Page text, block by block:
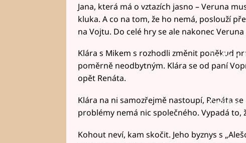
Jana, která má o vztazích jasno – Veruna
kluka. A co na tom, že ho nemá, poslouží
na Vojtu. Do celé hry se ale nakonec
Failed
Klára s Mikem s rozhodli změnit poněkud
poměrně neodbytným. Klára se od paní
opět Renáta.
Failed
Klára na ni samozřejmě nastoupí, Renáta
problémy nemá nic společného. Vypadá to,
Kohout neví, kam skočit. Jeho byznys s